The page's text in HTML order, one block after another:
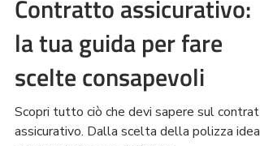
25 mag 2025 Tempo di lettura: 3 min
Contratto assicurativo:
la tua guida per fare
scelte consapevoli